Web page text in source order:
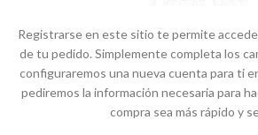
Registrarse en este sitio te permite
de tu pedido. Simplemente completa los
configuraremos una nueva cuenta para ti
pediremos la información necesaria para
compra sea más rápido y